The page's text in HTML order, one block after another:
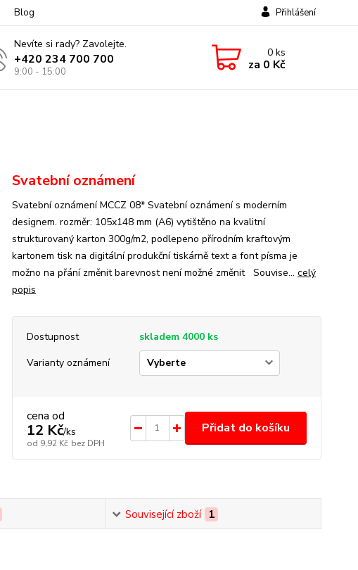
Blog Přihlášení
Nevíte si rady? Zavolejte.
+420 234 700 700
9:00 - 15:00
0ks
za 0 Kč
Svatební oznámení
Svatební oznámení MCCZ 08* Svatební oznámení s moderním
designem. rozměr: 105x148 mm (A6) vytištěno na kvalitní
strukturovaný karton 300g/m2, podlepeno přírodním kraftovým
kartonem tisk na digitální produkční tiskárně text a font písma je
možno na přání změnit barevnost není možné změnit Souvise... celý
popis
Dostupnost
skladem 4000 ks
Varianty oznámení
cena od
12 Kč/ks
od 9,92 Kč bez DPH
Přidat do košíku
Související zboží 1